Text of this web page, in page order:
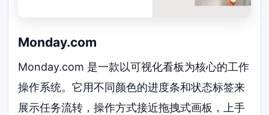
Monday.com
Monday.com 是一款以可视化看板为核心的工作
操作系统。它用不同颜色的进度条和状态标签来
展示任务流转，操作方式接近拖拽式画板，上手